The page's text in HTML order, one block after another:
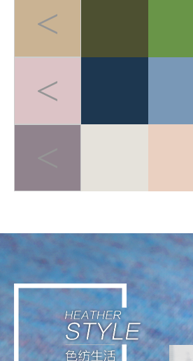
轻运动不挑战极限，
过日常低强度活动实现
补给。这种理念让运
生活本身，在细微处
心。
<
<